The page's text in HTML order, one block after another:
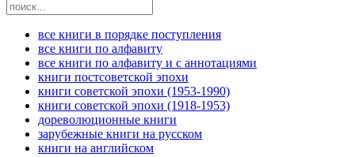
все книги в порядке поступления
все книги по алфавиту
все книги по алфавиту и с аннотациями
книги постсоветской эпохи
книги советской эпохи (1953-1990)
книги советской эпохи (1918-1953)
дореволюционные книги
зарубежные книги на русском
книги на английском